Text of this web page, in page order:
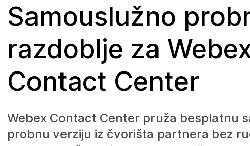
Samouslužno
razdoblje za
Contact Center
Webex Contact Center pruža besplatnu
probnu verziju iz čvorišta partnera bez